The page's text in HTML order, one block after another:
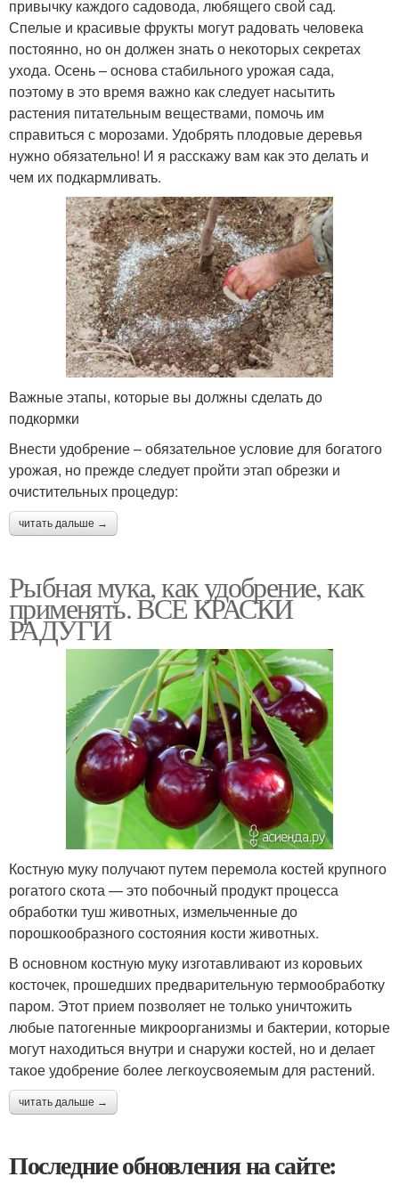
привычку каждого садовода, любящего свой сад.
Спелые и красивые фрукты могут радовать человека
постоянно, но он должен знать о некоторых секретах
ухода. Осень – основа стабильного урожая сада,
поэтому в это время важно как следует насытить
растения питательным веществами, помочь им
справиться с морозами. Удобрять плодовые деревья
нужно обязательно! И я расскажу вам как это делать и
чем их подкармливать.
Важные этапы, которые вы должны сделать до
подкормки
Внести удобрение – обязательное условие для богатого
урожая, но прежде следует пройти этап обрезки и
очистительных процедур:
читать дальше →
Рыбная мука, как удобрение, как
применять. ВСЕ КРАСКИ
РАДУГИ
Костную муку получают путем перемола костей крупного
рогатого скота — это побочный продукт процесса
обработки туш животных, измельченные до
порошкообразного состояния кости животных.
В основном костную муку изготавливают из коровьих
косточек, прошедших предварительную термообработку
паром. Этот прием позволяет не только уничтожить
любые патогенные микроорганизмы и бактерии, которые
могут находиться внутри и снаружи костей, но и делает
такое удобрение более легкоусвояемым для растений.
читать дальше →
Последние обновления на сайте: